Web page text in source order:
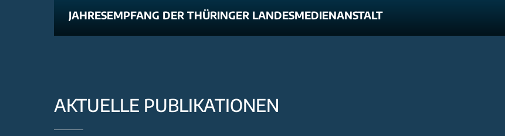
JAHRESEMPFANG DER THÜRINGER LANDESMEDIENANSTALT
AKTUELLE PUBLIKATIONEN